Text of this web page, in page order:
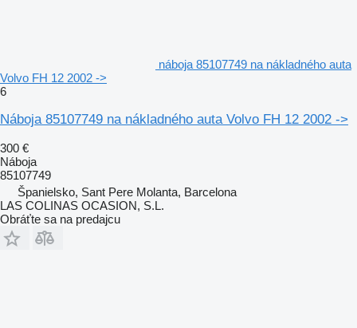
náboja 85107749 na nákladného auta
Volvo FH 12 2002 ->
6
Náboja 85107749 na nákladného auta Volvo FH 12 2002 ->
300 €
Náboja
85107749
Španielsko, Sant Pere Molanta, Barcelona
LAS COLINAS OCASION, S.L.
Obráťte sa na predajcu